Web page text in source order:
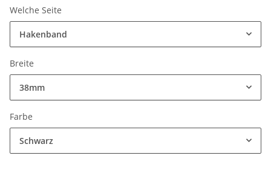
Welche Seite
Hakenband
Breite
38mm
Farbe
Schwarz